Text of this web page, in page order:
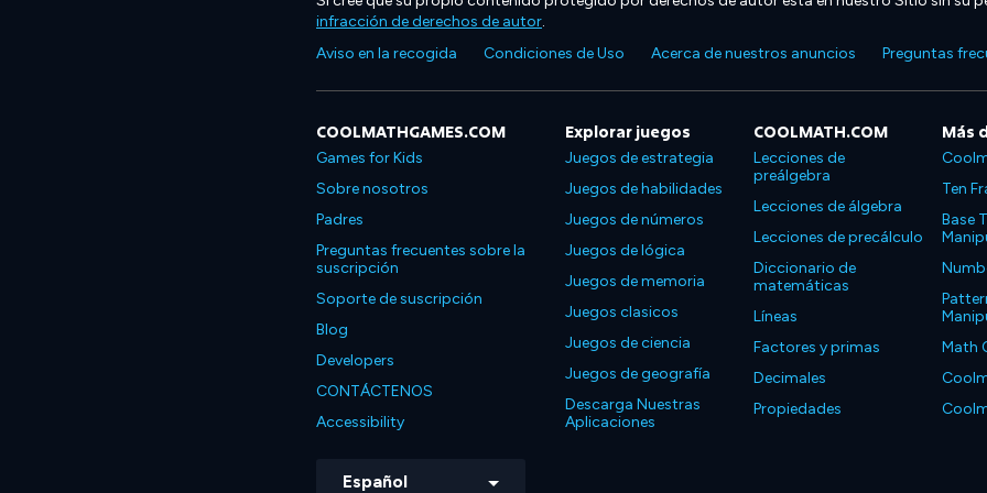
infracción de derechos de autor.
Aviso en la recogida
Condiciones de Uso Acerca de nuestros anuncios Preguntas
COOLMATHGAMES.COM
Games for Kids
Sobre nosotros
Padres
Preguntas frecuentes sobre la
suscripción
Soporte de suscripción
Blog
Developers
CONTÁCTENOS
Accessibility
Explorar juegos
Juegos de estrategia
Juegos de habilidades
Juegos de números
Juegos de lógica
Juegos de memoria
Juegos clasicos
Juegos de ciencia
Juegos de geografía
Descarga Nuestras
Aplicaciones
COOLMATH.COM
Lecciones de
preálgebra
Lecciones de álgebra
Lecciones de precálculo
Diccionario de
matemáticas
Líneas
Factores y primas
Decimales
Propiedades
Más
Ten
Base
Math
Español